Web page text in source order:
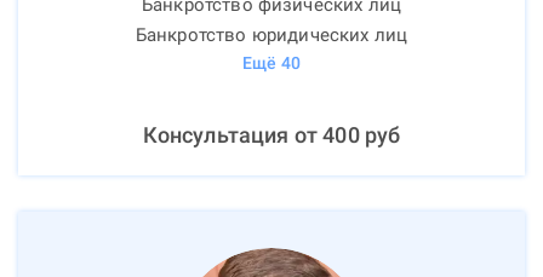
Банкротство физических лиц
Банкротство юридических лиц
Ещё 40
Консультация от400руб